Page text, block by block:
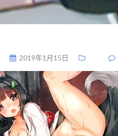
2019年1月15日